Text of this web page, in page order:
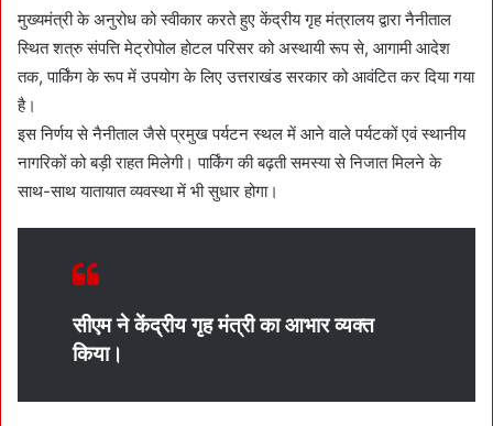
मुख्यमंत्री के अनुरोध को स्वीकार करते हुए केंद्रीय गृह मंत्रालय द्वारा नैनीताल
स्थित शत्रु संपत्ति मेट्रोपोल होटल परिसर को अस्थायी रूप से, आगामी आदेश
तक, पार्किंग के रूप में उपयोग के लिए उत्तराखंड सरकार को आवंटित कर दिया गया
है।
इस निर्णय से नैनीताल जैसे प्रमुख पर्यटन स्थल में आने वाले पर्यटकों एवं स्थानीय
नागरिकों को बड़ी राहत मिलेगी। पार्किंग की बढ़ती समस्या से निजात मिलने के
साथ-साथ यातायात व्यवस्था में भी सुधार होगा।
सीएम ने केंद्रीय गृह मंत्री का आभार व्यक्त
किया।